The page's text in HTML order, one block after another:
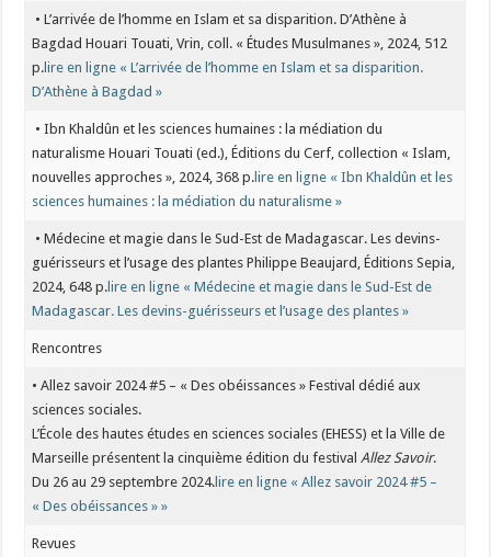
• L’arrivée de l’homme en Islam et sa disparition. D’Athène à
Bagdad Houari Touati, Vrin, coll. « Études Musulmanes », 2024, 512
p. lire en ligne « L’arrivée de l’homme en Islam et sa disparition.
D’Athène à Bagdad »
• Ibn Khaldûn et les sciences humaines : la médiation du
naturalisme Houari Touati (ed.), Éditions du Cerf, collection « Islam,
nouvelles approches », 2024, 368 p. lire en ligne « Ibn Khaldûn et les
sciences humaines : la médiation du naturalisme »
• Médecine et magie dans le Sud-Est de Madagascar. Les devins-
guérisseurs et l’usage des plantes Philippe Beaujard, Éditions Sepia,
2024, 648 p. lire en ligne « Médecine et magie dans le Sud-Est de
Madagascar. Les devins-guérisseurs et l’usage des plantes »
Rencontres
• Allez savoir 2024 #5 – « Des obéissances » Festival dédié aux
sciences sociales.
L’École des hautes études en sciences sociales (EHESS) et la Ville de
Marseille présentent la cinquième édition du festival Allez Savoir.
Du 26 au 29 septembre 2024. lire en ligne « Allez savoir 2024 #5 –
« Des obéissances » »
Revues